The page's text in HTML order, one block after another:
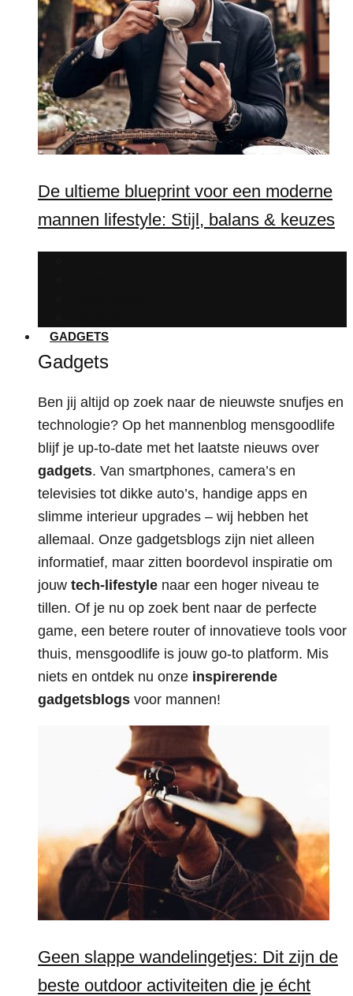
De ultieme blueprint voor een moderne
mannen lifestyle: Stijl, balans & keuzes
GADGETS
Gadgets
Ben jij altijd op zoek naar de nieuwste snufjes en
technologie? Op het mannenblog mensgoodlife
blijf je up-to-date met het laatste nieuws over
gadgets. Van smartphones, camera’s en
televisies tot dikke auto’s, handige apps en
slimme interieur upgrades – wij hebben het
allemaal. Onze gadgetsblogs zijn niet alleen
informatief, maar zitten boordevol inspiratie om
jouw tech-lifestyle naar een hoger niveau te
tillen. Of je nu op zoek bent naar de perfecte
game, een betere router of innovatieve tools voor
thuis, mensgoodlife is jouw go-to platform. Mis
niets en ontdek nu onze inspirerende
gadgetsblogs voor mannen!
Geen slappe wandelingetjes: Dit zijn de
beste outdoor activiteiten die je écht